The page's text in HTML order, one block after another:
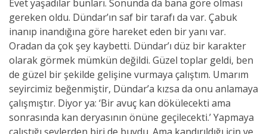
Evet yaşadılar bunları. Sonunda da bana göre olması
gereken oldu. Dündar’ın saf bir tarafı da var. Çabuk
inanıp inandığına göre hareket eden bir yanı var.
Oradan da çok şey kaybetti. Dündar’ı düz bir karakter
olarak görmek mümkün değildi. Güzel toplar geldi, ben
de güzel bir şekilde gelişine vurmaya çalıştım. Umarım
seyircimiz beğenmiştir, Dündar’a kızsa da onu anlamaya
çalışmıştır. Diyor ya: ‘Bir avuç kan dökülecekti ama
sonrasında kan deryasının önüne geçilecekti.’ Yapmaya